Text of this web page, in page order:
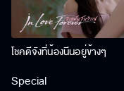
โชคดีจังที่น้องนีนอยู่ข้างๆ
Special